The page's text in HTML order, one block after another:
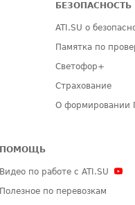
БЕЗОПАСНОСТЬ
ATI.SU о
Памятка по
Светофор+
Страхование
О формировании
ПОМОЩЬ
Видео по работе с ATI.SU
Полезное по перевозкам